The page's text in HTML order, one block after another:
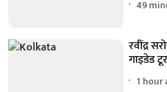
49
रवींद्र
गाइडेड
1 hour